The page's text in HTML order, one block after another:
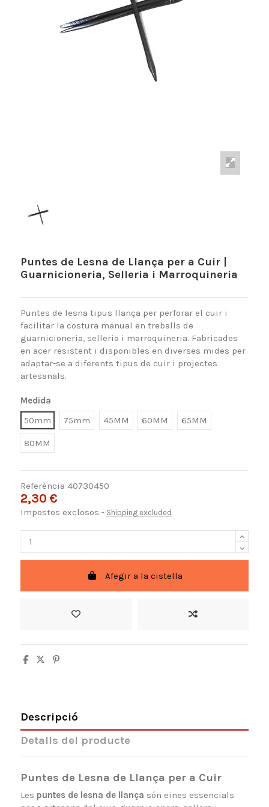
Puntes de Lesna de Llança per a Cuir |
Guarnicioneria, Selleria i Marroquineria
Puntes de lesna tipus llança per perforar el cuir i
facilitar la costura manual en treballs de
guarnicioneria, selleria i marroquineria. Fabricades
en acer resistent i disponibles en diverses mides per
adaptar-se a diferents tipus de cuir i projectes
artesanals.
Medida
50mm
75mm 45MM 60MM 65MM
80MM
Referència 40730450
2,30 €
Impostos exclosos Shipping excluded
Afegir a la cistella
Descripció
Detalls del producte
Puntes de Lesna de Llança per a Cuir
Les puntes de lesna de llança són eines essencials